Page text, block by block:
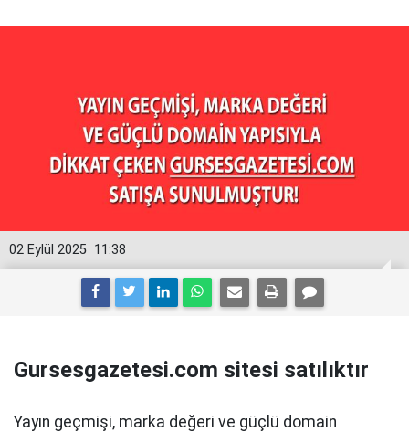
11:38
02 Eylül 2025
Gursesgazetesi.com sitesi satılıktır
Yayın geçmişi, marka değeri ve güçlü domain